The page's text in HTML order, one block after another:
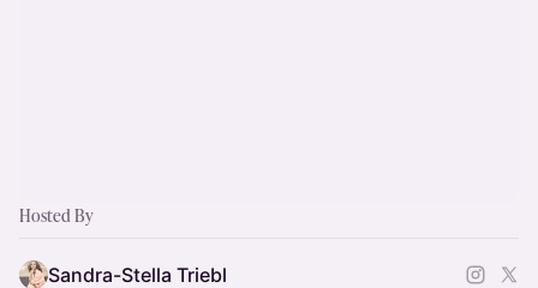
Hosted By
Sandra-Stella Triebl